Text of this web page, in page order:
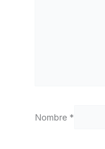
Nombre *